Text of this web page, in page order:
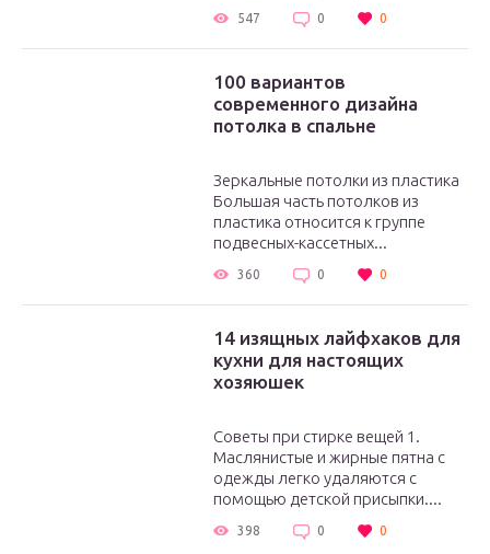
547 0 0
100 вариантов
современного дизайна
потолка в спальне
Зеркальные потолки из пластика
Большая часть потолков из
пластика относится к группе
подвесных-кассетных...
360 0 0
14 изящных лайфхаков для
кухни для настоящих
хозяюшек
Советы при стирке вещей 1.
Маслянистые и жирные пятна с
одежды легко удаляются с
помощью детской присыпки....
398 0 0